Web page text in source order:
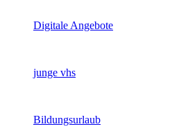
Digitale Angebote
junge vhs
Bildungsurlaub